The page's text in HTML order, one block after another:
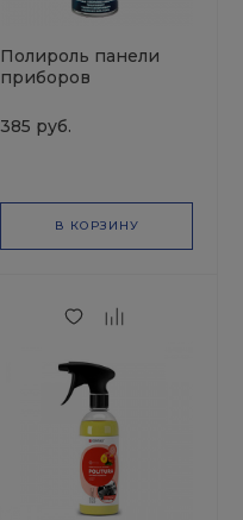
Полироль панели
приборов
ароматом Земляника
TEXON 1000 мл
385 руб.
В КОРЗИНУ